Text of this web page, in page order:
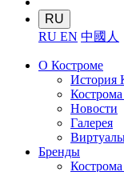
RU
RU EN 中國人
О Костроме
История
Кострома
Новости
Галерея
Бренды